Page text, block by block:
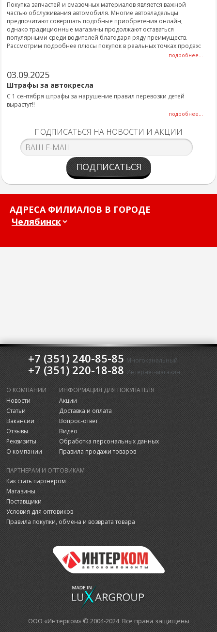
Покупка запчастей и смазочных материалов является важной
частью обслуживания автомобиля. Многие автовладельцы
предпочитают совершать подобные приобретения онлайн,
однако традиционные магазины продолжают оставаться
популярными среди водителей благодаря ряду преимуществ.
Рассмотрим подробнее плюсы покупок в реальных точках продаж:
подробнее...
03.09.2025
Штрафы за автокресла
С 1 сентября штрафы за нарушение правил перевозки детей
вырастут!!
подробнее...
ПОДПИСАТЬСЯ НА НОВОСТИ И АКЦИИ
ПОДПИСАТЬСЯ
АДРЕСА ФИЛИАЛОВ В ГОРОДЕ
+7 (351) 240-85-85 Многоканальный
+7 (351) 220-18-88 Интернет-магазин
О КОМПАНИИ
Новости
Статьи
Вакансии
Отзывы
Реквизиты
О компании
ИНФОРМАЦИЯ ДЛЯ ПОКУПАТЕЛЯ
Акции
Доставка и оплата
Вопрос-ответ
Видео
Обработка персональных данных
Правила продажи товаров
ПАРТНЕРАМ И ОПТОВИКАМ
Как стать партнером
Магазины
Поставщики
Условия для оптовиков
Правила покупки, обмена и возврата товара
ООО «Интерком» © 2004-2024 Все права защищены